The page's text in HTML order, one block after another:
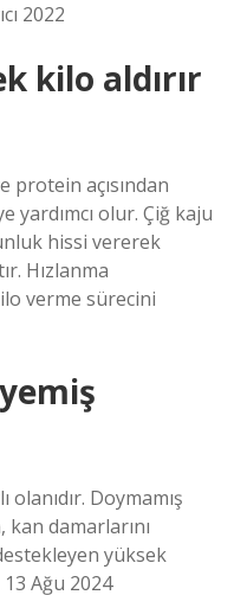
2022
kilo aldırır
açısından
yardımcı olur. Çiğ kaju
hissi vererek
Hızlanma
verme sürecini
olanıdır. Doymamış
kan damarlarını
yüksek
13 Ağu 2024